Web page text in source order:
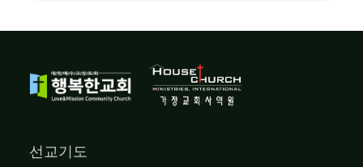
선교기도